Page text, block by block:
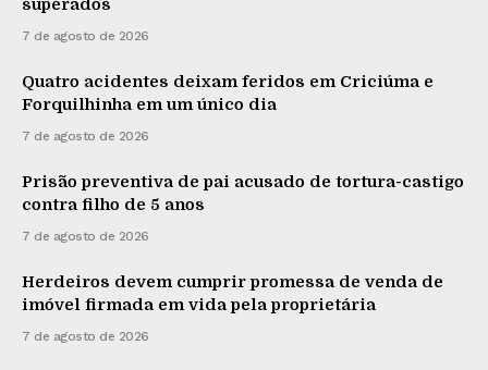
superados
7 de agosto de 2026
Quatro acidentes deixam feridos em Criciúma e
Forquilhinha em um único dia
7 de agosto de 2026
Prisão preventiva de pai acusado de tortura-castigo
contra filho de 5 anos
7 de agosto de 2026
Herdeiros devem cumprir promessa de venda de
imóvel firmada em vida pela proprietária
7 de agosto de 2026